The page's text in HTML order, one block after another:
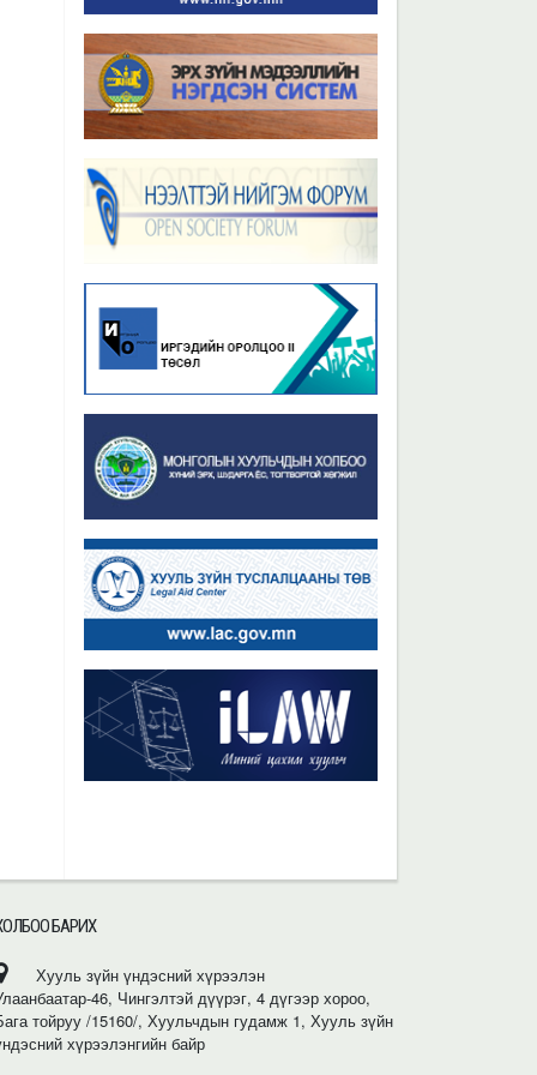
Бүх мэдээ
БАРИХ
Хууль зүйн үндэсний хүрээлэн
46, Чингэлтэй дүүрэг, 4 дүгээр хороо,
тойруу /15160/, Хуульчдын гудамж 1, Хууль зүйн
хүрээлэнгийн байр